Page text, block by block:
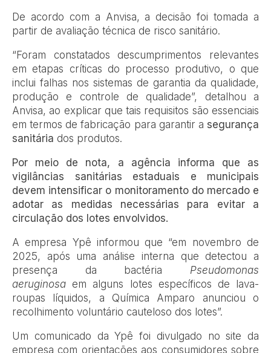
De acordo com a Anvisa, a decisão foi tomada a
partir de avaliação técnica de risco sanitário.
“Foram constatados descumprimentos relevantes
em etapas críticas do processo produtivo, o que
inclui falhas nos sistemas de garantia da qualidade,
produção e controle de qualidade”, detalhou a
Anvisa, ao explicar que tais requisitos são essenciais
em termos de fabricação para garantir a segurança
sanitária dos produtos.
Por meio de nota, a agência informa que as
vigilâncias sanitárias estaduais e municipais
devem intensificar o monitoramento do mercado e
adotar as medidas necessárias para evitar a
circulação dos lotes envolvidos.
A empresa Ypê informou que “em novembro de
2025, após uma análise interna que detectou a
presença da bactéria Pseudomonas
aeruginosa em alguns lotes específicos de lava-
roupas líquidos, a Química Amparo anunciou o
recolhimento voluntário cauteloso dos lotes”.
Um comunicado da Ypê foi divulgado no site da
empresa com orientações aos consumidores sobre